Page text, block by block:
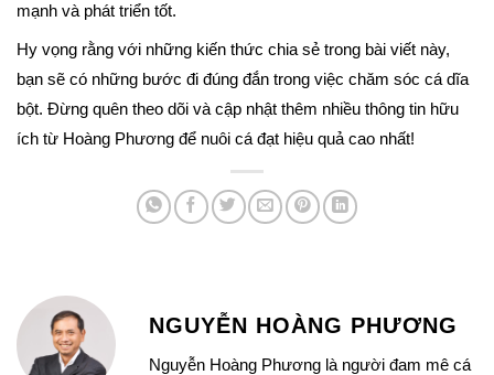
mạnh và phát triển tốt.
Hy vọng rằng với những kiến thức chia sẻ trong bài viết này,
bạn sẽ có những bước đi đúng đắn trong việc chăm sóc cá dĩa
bột. Đừng quên theo dõi và cập nhật thêm nhiều thông tin hữu
ích từ Hoàng Phương để nuôi cá đạt hiệu quả cao nhất!
NGUYỄN HOÀNG PHƯƠNG
Nguyễn Hoàng Phương là người đam mê cá